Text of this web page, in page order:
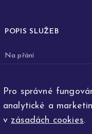
Pro správné
analytické a
v zásadách cookies.
POPIS SLUŽEB
Na přání
Opravy a renovace šperků
Výkup zlata